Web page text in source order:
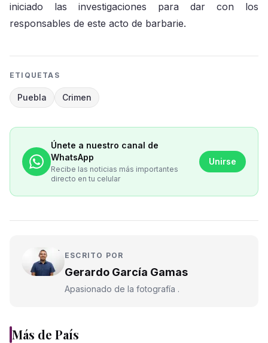
iniciado las investigaciones para dar con los
responsables de este acto de barbarie.
ETIQUETAS
Puebla Crimen
Únete a nuestro canal de
WhatsApp
Recibe las noticias más importantes
directo en tu celular
Unirse
ESCRITO POR
Gerardo García Gamas
Apasionado de la fotografía .
Más de País